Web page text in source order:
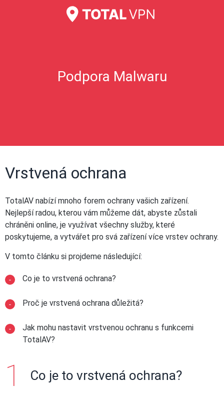
Podpora Malwaru
Vrstvená ochrana
TotalAV nabízí mnoho forem ochrany vašich zařízení.
Nejlepší radou, kterou vám můžeme dát, abyste zůstali
chráněni online, je využívat všechny služby, které
poskytujeme, a vytvářet pro svá zařízení více vrstev ochrany.
V tomto článku si projdeme následující:
Co je to vrstvená ochrana?
Proč je vrstvená ochrana důležitá?
Jak mohu nastavit vrstvenou ochranu s funkcemi
TotalAV?
Co je to vrstvená ochrana?